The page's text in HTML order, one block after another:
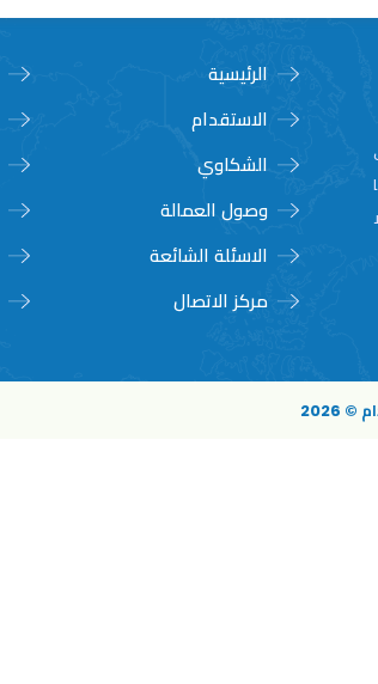
الرئيسية
الاستقدام
الشكاوي
وصول العمالة
الاسئلة الشائعة
مركز الاتصال